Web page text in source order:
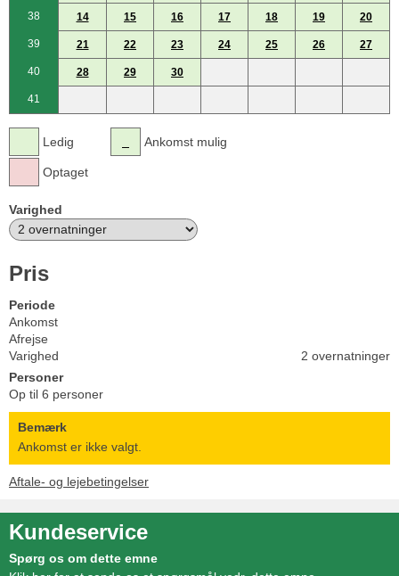
38 14 15 16 17 18 19 20
39 21 22 23 24 25 26 27
40 28 29 30
41
Ledig
Optaget
Ankomst mulig
Varighed
Pris
Periode
Ankomst
Afrejse
Varighed
2 overnatninger
Personer
Op til 6 personer
Bemærk
Ankomst er ikke valgt.
Aftale- og lejebetingelser
Kundeservice
Spørg os om dette emne